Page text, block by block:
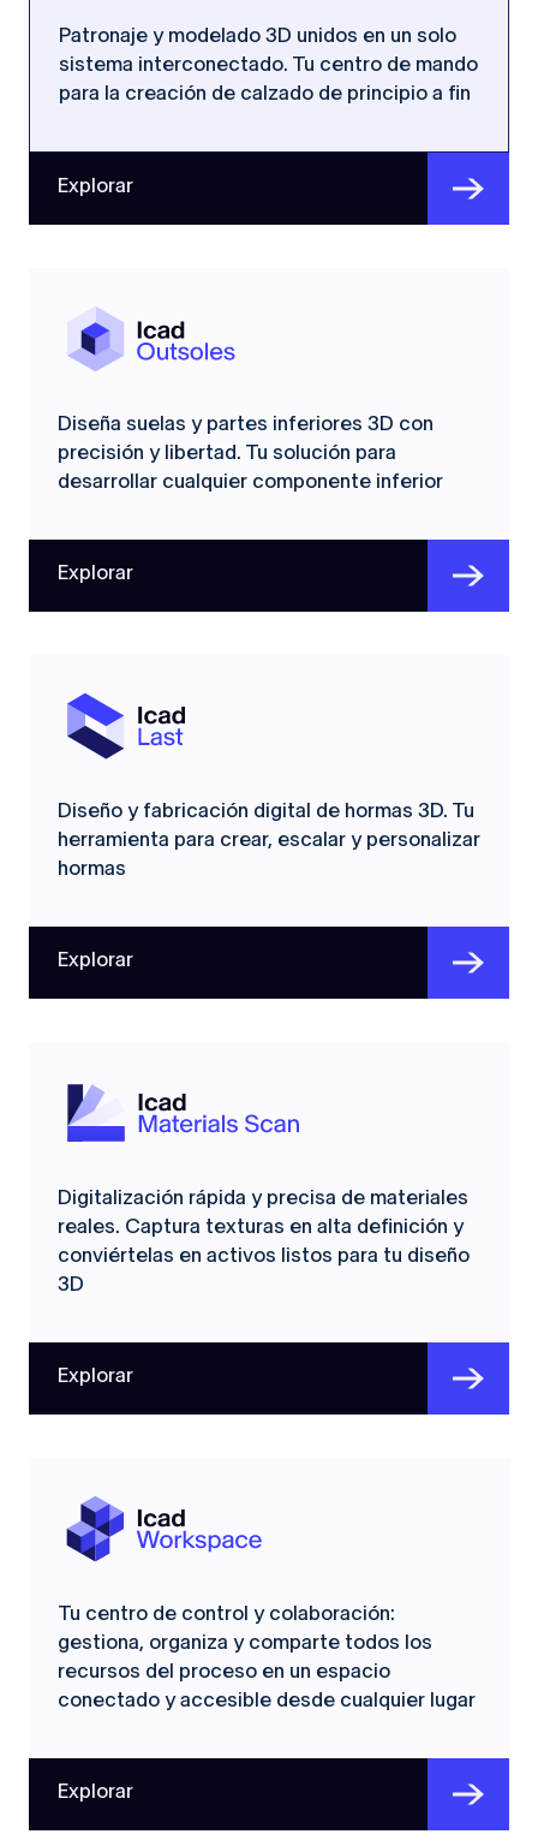
Patronaje y modelado 3D unidos en un solo
sistema interconectado. Tu centro de mando
para la creación de calzado de principio a fin
Explorar
Diseña suelas y partes inferiores 3D con
precisión y libertad. Tu solución para
desarrollar cualquier componente inferior
Explorar
Diseño y fabricación digital de hormas 3D. Tu
herramienta para crear, escalar y personalizar
hormas
Explorar
Digitalización rápida y precisa de materiales
reales. Captura texturas en alta definición y
conviértelas en activos listos para tu diseño
3D
Explorar
Tu centro de control y colaboración:
gestiona, organiza y comparte todos los
recursos del proceso en un espacio
conectado y accesible desde cualquier lugar
Explorar